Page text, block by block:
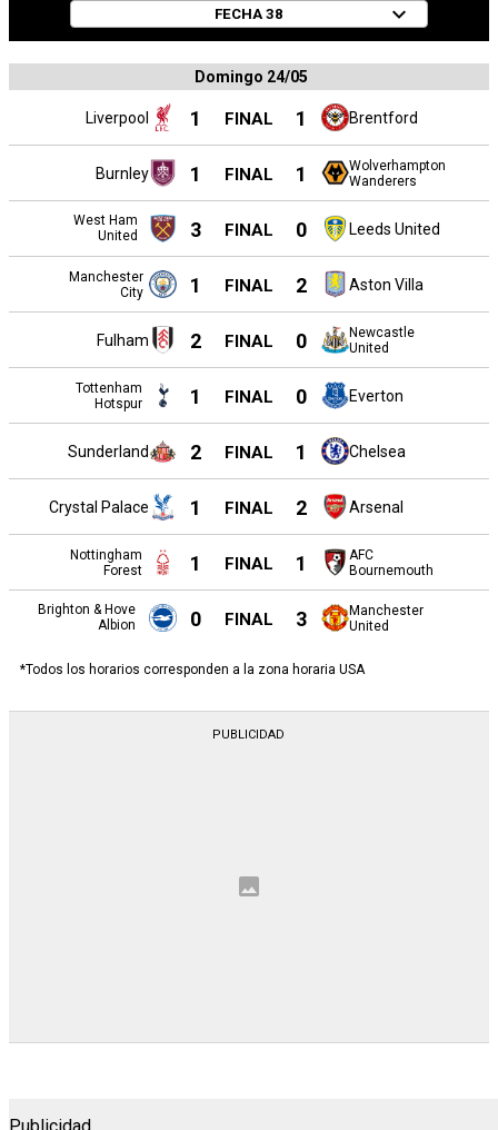
FECHA 38
Domingo 24/05
Liverpool 1 FINAL 1 Brentford
Burnley 1 FINAL 1
Wolverhampton
Wanderers
West Ham
United
3 FINAL 0 Leeds United
Manchester
City
1 FINAL 2 Aston Villa
Fulham 2 FINAL 0
Newcastle
United
Tottenham
Hotspur
1 FINAL 0 Everton
Sunderland 2 FINAL 1 Chelsea
Crystal Palace 1 FINAL 2 Arsenal
Nottingham
Forest
1 FINAL 1
AFC
Bournemouth
Brighton & Hove
Albion
0 FINAL 3
Manchester
United
*Todos los horarios corresponden a la zona horaria USA